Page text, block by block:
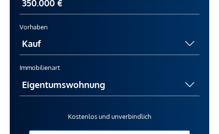
Vorhaben
Immobilienart
Kostenlos und unverbindlich